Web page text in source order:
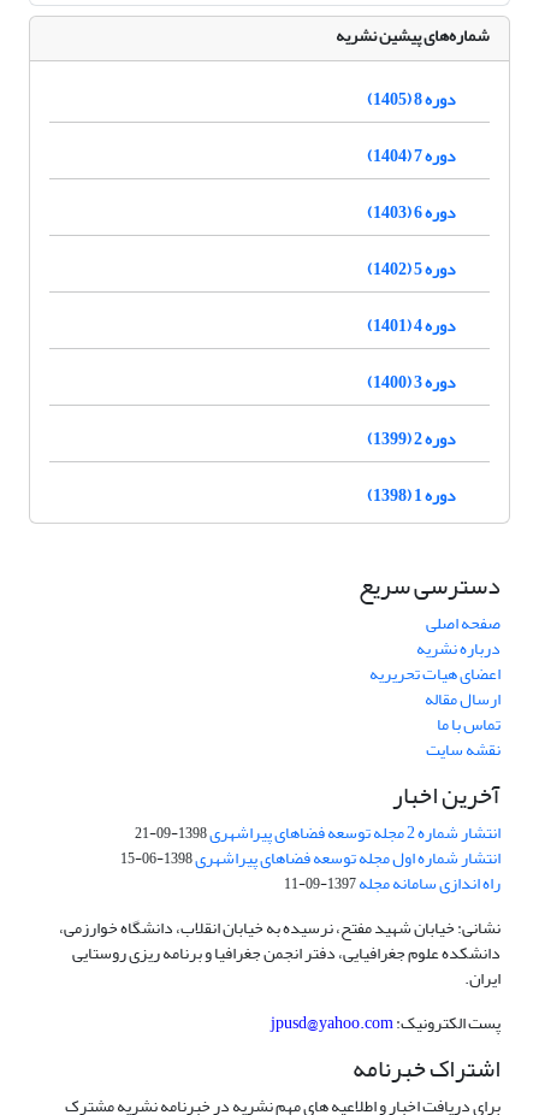
شماره‌های پیشین نشریه
دوره 8 (1405)
دوره 7 (1404)
دوره 6 (1403)
دوره 5 (1402)
دوره 4 (1401)
دوره 3 (1400)
دوره 2 (1399)
دوره 1 (1398)
دسترسی سریع
صفحه اصلی
درباره نشریه
اعضای هیات تحریریه
ارسال مقاله
تماس با ما
نقشه سایت
آخرین اخبار
انتشار شماره 2 مجله توسعه فضاهای پیراشهری 1398-09-21
انتشار شماره اول مجله توسعه فضاهای پیراشهری1398-06-15
راه اندازی سامانه مجله1397-09-11
نشانی: خیابان شهید مفتح، نرسیده به خیابان انقلاب، دانشگاه خوارزمی،
دانشکده علوم جغرافیایی، دفتر انجمن جغرافیا و برنامه ریزی روستایی
ایران.
پست الکترونیک:jpusd@yahoo.com
اشتراک خبرنامه
برای دریافت اخبار و اطلاعیه های مهم نشریه در خبرنامه نشریه مشترک